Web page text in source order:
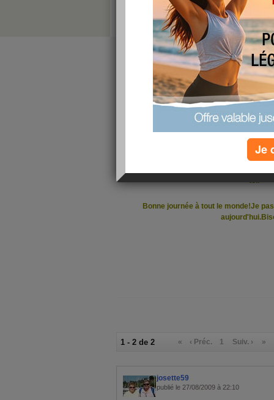
Toute la
Comment ça va?Moi bof,le beau
Sinon j'ai pu faire ma dernière lessive
finirais le repassage et après je serais
aller à la fac aujourd'hui pour voir mon
de me retrouver
Donc j'attend qu'il le mette en
En fin d'aprem,je vais chercher mes pass
autre tournant avec cela.Je me suis
Sinon je profite aussi pour souhaiter
toi.
Bonne journée à tout le monde!Je
1 - 2 de 2 « ‹ Préc. 1 Suiv. › »
josette59
publié le 27/08/2009 à 22:10
Je